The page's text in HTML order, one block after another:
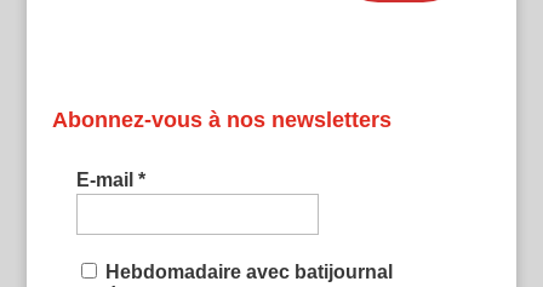
Abonnez-vous à nos newsletters
E-mail *
Hebdomadaire avec batijournal